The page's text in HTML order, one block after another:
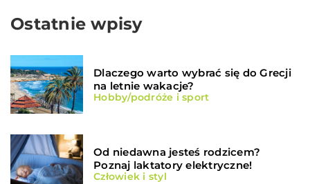
Ostatnie wpisy
Dlaczego warto wybrać się do Grecji
na letnie wakacje?
Hobby/podróże i sport
Od niedawna jesteś rodzicem?
Poznaj laktatory elektryczne!
Człowiek i styl